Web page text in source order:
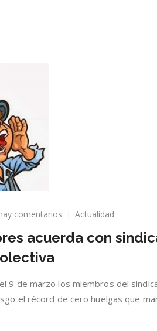
comentarios
en
Los
sindicato
extender
Actualidad
acuerda con
9 de marzo los miembros del
el récord de cero huelgas que